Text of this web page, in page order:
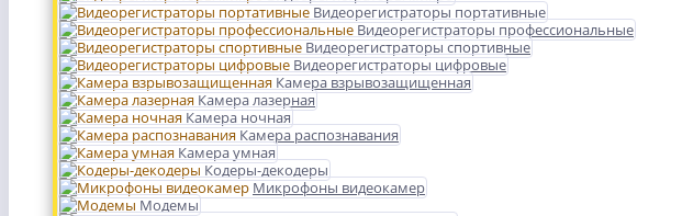
Видеорегистраторы портативные
Видеорегистраторы профессиональные
Видеорегистраторы спортивные
Видеорегистраторы цифровые
Камера взрывозащищенная
Камера лазерная
Камера ночная
Камера распознавания
Камера умная
Кодеры-декодеры
Микрофоны видеокамер
Модемы